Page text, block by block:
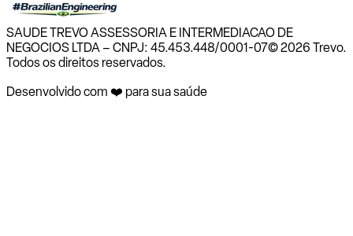
SAUDE TREVO ASSESSORIA E INTERMEDIACAO DE
NEGOCIOS LTDA – CNPJ: 45.453.448/0001-07© 2026 Trevo.
Todos os direitos reservados.
Desenvolvido com ❤️ para sua saúde